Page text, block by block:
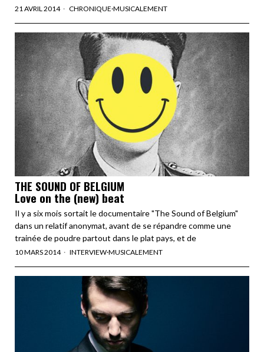
21 AVRIL 2014 CHRONIQUE·MUSICALEMENT
THE SOUND OF BELGIUM
Love on the (new) beat
Il y a six mois sortait le documentaire "The Sound of Belgium"
dans un relatif anonymat, avant de se répandre comme une
trainée de poudre partout dans le plat pays, et de
10 MARS 2014 INTERVIEW·MUSICALEMENT